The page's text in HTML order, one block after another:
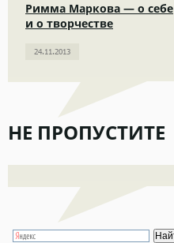
Римма Маркова — о себе
и о творчестве
24.11.2013
НЕ ПРОПУСТИТЕ